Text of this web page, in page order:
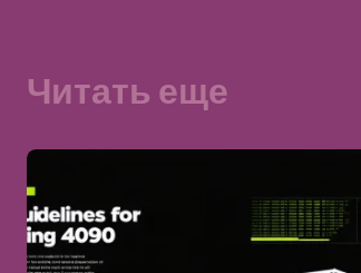
Читать еще